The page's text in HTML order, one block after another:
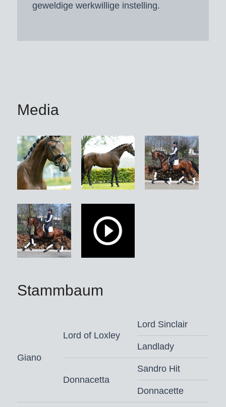
geweldige werkwillige instelling.
Media
Stammbaum
Giano
Lord of Loxley
Lord Sinclair
Landlady
Donnacetta
Sandro Hit
Donnacette